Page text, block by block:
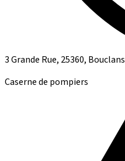
3 Grande Rue, 25360, Bouclans
Caserne de pompiers